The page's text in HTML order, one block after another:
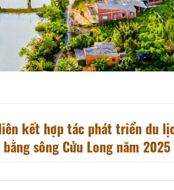
kết hợp tác phát triển du
sông Cửu Long năm 2025